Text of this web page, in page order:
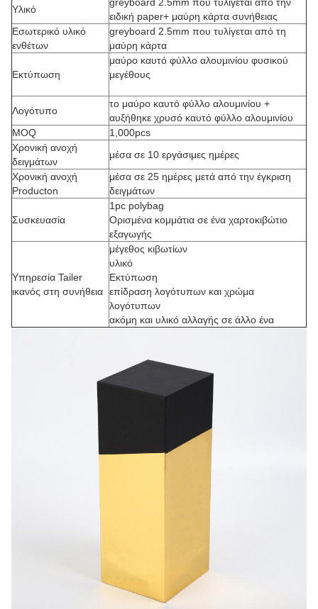
Υλικό
ειδική paper+ μαύρη κάρτα συνήθειας
Εσωτερικό υλικό
ενθέτων
greyboard 2.5mm που τυλίγεται από τη
μαύρη κάρτα
Εκτύπωση
μαύρο καυτό φύλλο αλουμινίου φυσικού
μεγέθους
Λογότυπο
το μαύρο καυτό φύλλο αλουμινίου +
αυξήθηκε χρυσό καυτό φύλλο αλουμινίου
MOQ
1,000pcs
Χρονική ανοχή
δειγμάτων
μέσα σε 10 εργάσιμες ημέρες
Χρονική ανοχή
Producton
μέσα σε 25 ημέρες μετά από την έγκριση
δειγμάτων
Συσκευασία
1pc polybag
Ορισμένα κομμάτια σε ένα χαρτοκιβώτιο
εξαγωγής
Υπηρεσία Tailer
ικανός στη συνήθεια
μέγεθος κιβωτίων
υλικό
Εκτύπωση
επίδραση λογότυπων και χρώμα
λογότυπων
ακόμη και υλικό αλλαγής σε άλλο ένα